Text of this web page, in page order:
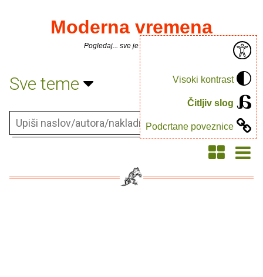
Visoki kontrast
Čitljiv slog
Podcrtane poveznice
Moderna vremena
Pogledaj... sve je puno knjiga.
Sve teme